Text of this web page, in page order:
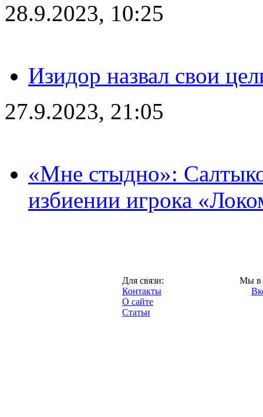
28.9.2023, 10:25
Изидор назвал свои
27.9.2023, 21:05
«Мне стыдно»:
избиении игрока
Для связи:
Контакты
О сайте
Статьи
Мы в